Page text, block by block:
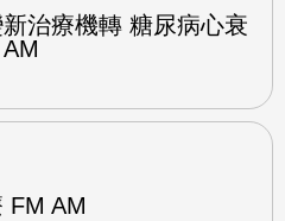
治療機轉 糖尿病心衰
FM AM